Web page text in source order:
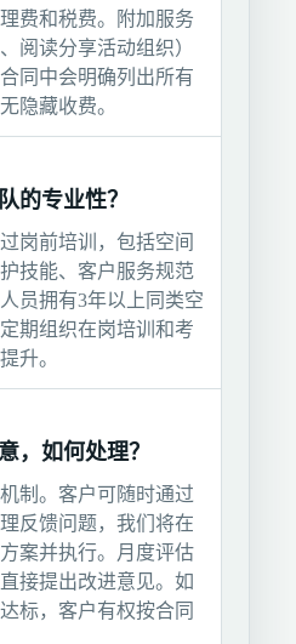
费和税费。附加服务
阅读分享活动组织）
同中会明确列出所有
隐藏收费。
的专业性？
岗前培训，包括空间
技能、客户服务规范
员拥有3年以上同类空
期组织在岗培训和考
升。
，如何处理？
制。客户可随时通过
反馈问题，我们将在
案并执行。月度评估
接提出改进意见。如
标，客户有权按合同